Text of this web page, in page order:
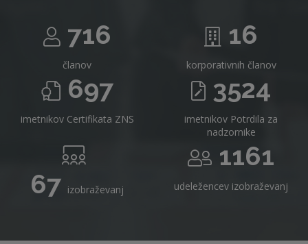
716
članov
16
korporativnih članov
697
imetnikov Certifikata ZNS
3524
imetnikov Potrdila za
nadzornike
67 izobraževanj
1161
udeležencev izobraževanj